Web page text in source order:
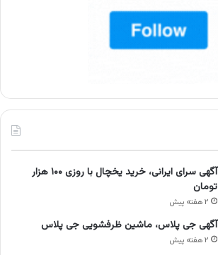
آگهی سرای ایرانی، خرید یخچال با روزی ۱۰۰ هزار
تومان
۲ هفته پیش
آگهی جی پلاس، ماشین ظرفشویی جی پلاس
۲ هفته پیش